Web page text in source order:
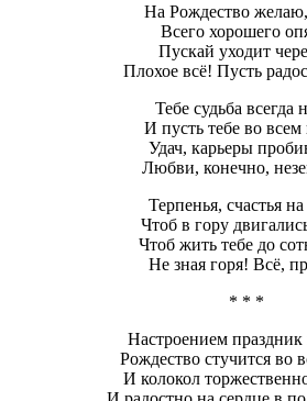
На Рождество желаю,
Всего хорошего
Пускай уходит
Плохое всё! Пусть
Тебе судьба всегда
И пусть тебе во всем
Удач, карьеры
Любви, конечно,
Терпенья, счастья на
Чтоб в гору
Чтоб жить тебе до
Не зная горя! Всё,
* * *
Настроением праздник
Рождество стучится во
И колокол